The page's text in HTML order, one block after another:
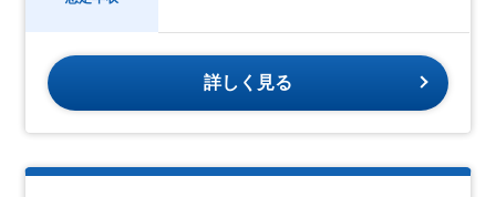
詳しく見る